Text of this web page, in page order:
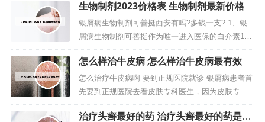
想，不能单纯的加大药量，而是需要多药联用。最
好去大一点的正规医院找专科大夫咨询。甘草片，
可以和二甲双胍联用，分开间隔半小时以上服用。
甘草片不可以久用、多用。二甲双胍片...
生物制剂2023价格表 生物制剂最新价格
银屑病生物制剂可善挺西安有吗?多钱一支? 1、银
屑病生物制剂可善挺作为唯一进入医保的白介素17A
生物制剂，价格从2998元/支降价至1188元/支，随
着各地关于可善挺医保政策的落实和推进，银屑病
患者将使用到更加优惠的生物制剂可善挺。2、元。
可善挺2023年单只价格1188元，前期密集针0、4周
每次打...
怎么样治牛皮病 怎么样治牛皮病最有效
怎么治疗牛皮病啊 要到正规医院就诊 银屑病患者首
先要到正规医院去看皮肤专科医生，因为皮肤专科
医生对于此病一般能给予正确的诊治。方法是：一
瓶醋，一把花椒，混合后熬半小时，放凉后将熬好
治疗头癣最好的药 治疗头癣最好的药是什